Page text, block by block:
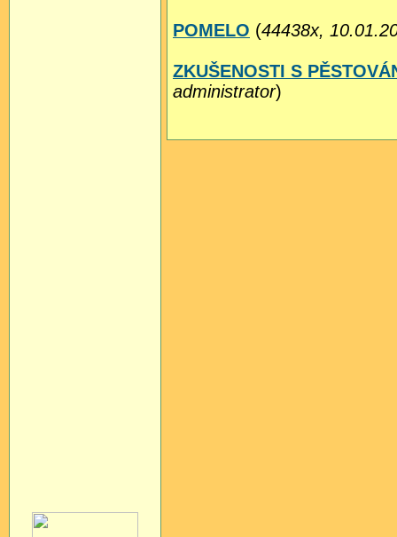
POMELO (44438x,
ZKUŠENOSTI S
administrator)